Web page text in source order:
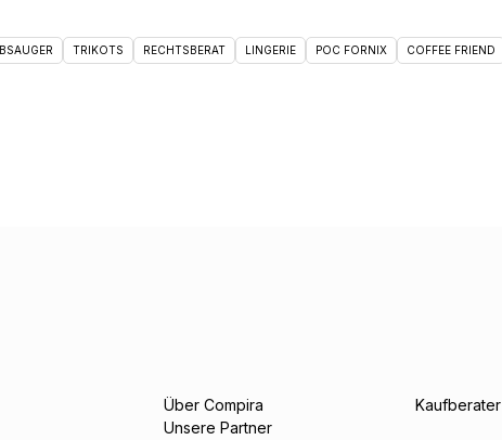
TRIKOTS RECHTSBERAT LINGERIE POC FORNIX COFFEE FRIEND
Über Compira
Unsere Partner
Kaufberater